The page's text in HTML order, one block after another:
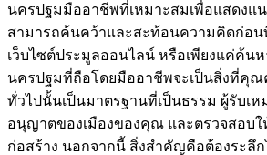
นครปฐมมืออาชีพที่เหมาะสมเพื่อแสดงแ
สามารถค้นคว้าและสะท้อนความคิดก่อน
เว็บไซต์ประมูลออนไลน์ หรือเพียงแค่ค้
นครปฐมที่ถือโดยมืออาชีพจะเป็นสิ่งที่คุ
ทั่วไปนั้นเป็นมาตรฐานที่เป็นธรรม ผู้รับ
อนุญาตของเมืองของคุณ และตรวจสอบใ
ก่อสร้าง นอกจากนี้ สิ่งสำคัญคือต้องระลึ